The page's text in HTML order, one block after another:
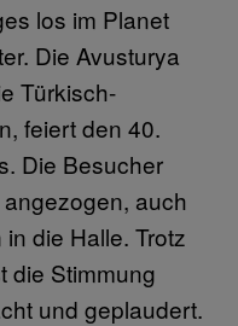
los im Planet
Die Avusturya
Türkisch-
feiert den 40.
Die Besucher
auch
die Halle. Trotz
die Stimmung
und geplaudert.